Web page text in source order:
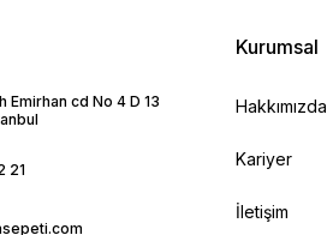
Emirhan cd No 4 D 13
21
Kurumsal
Hakkımızda
Kariyer
İletişim